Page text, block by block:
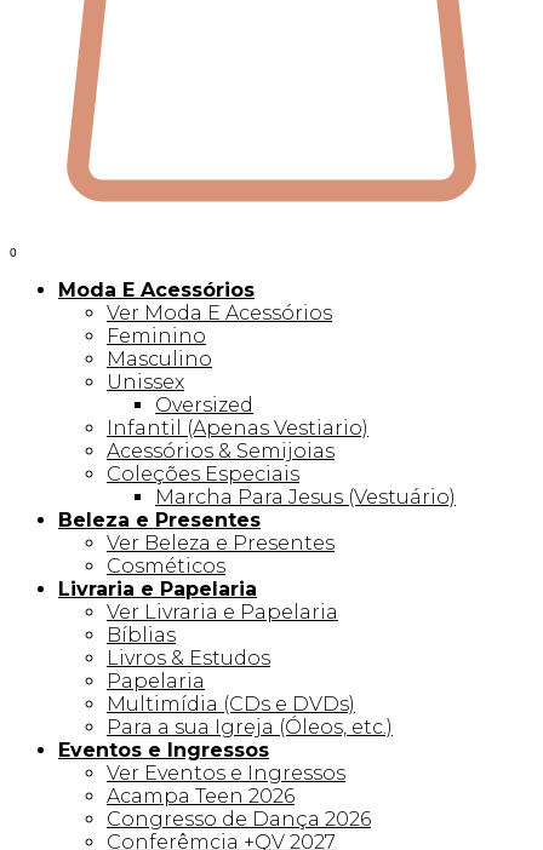
0
Moda E Acessórios
Ver Moda E Acessórios
Feminino
Masculino
Unissex
Oversized
Infantil (Apenas Vestiario)
Acessórios & Semijoias
Coleções Especiais
Marcha Para Jesus (Vestuário)
Beleza e Presentes
Ver Beleza e Presentes
Cosméticos
Livraria e Papelaria
Ver Livraria e Papelaria
Bíblias
Livros & Estudos
Papelaria
Multimídia (CDs e DVDs)
Para a sua Igreja (Óleos, etc.)
Eventos e Ingressos
Ver Eventos e Ingressos
Acampa Teen 2026
Congresso de Dança 2026
Conferêmcia +QV 2027